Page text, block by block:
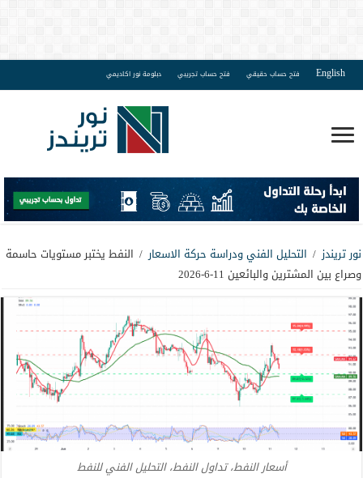
English فتح حساب حقيقي فتح حساب تجريبي دبلومة نور اكاديمي
نور تريندز / التحليل الفني ودراسة حركة الاسعار / النفط يختبر مستويات حاسمة
وصراع بين المشترين والبائعين 11-6-2026
أسعار النفط، تداول النفط، التحليل الفني للنفط